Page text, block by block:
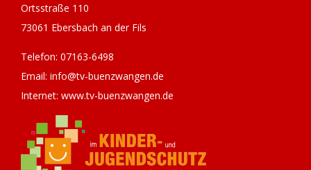
Ortsstraße 110
73061 Ebersbach an der Fils
Telefon: 07163-6498
Email: info@tv-buenzwangen.de
Internet: www.tv-buenzwangen.de